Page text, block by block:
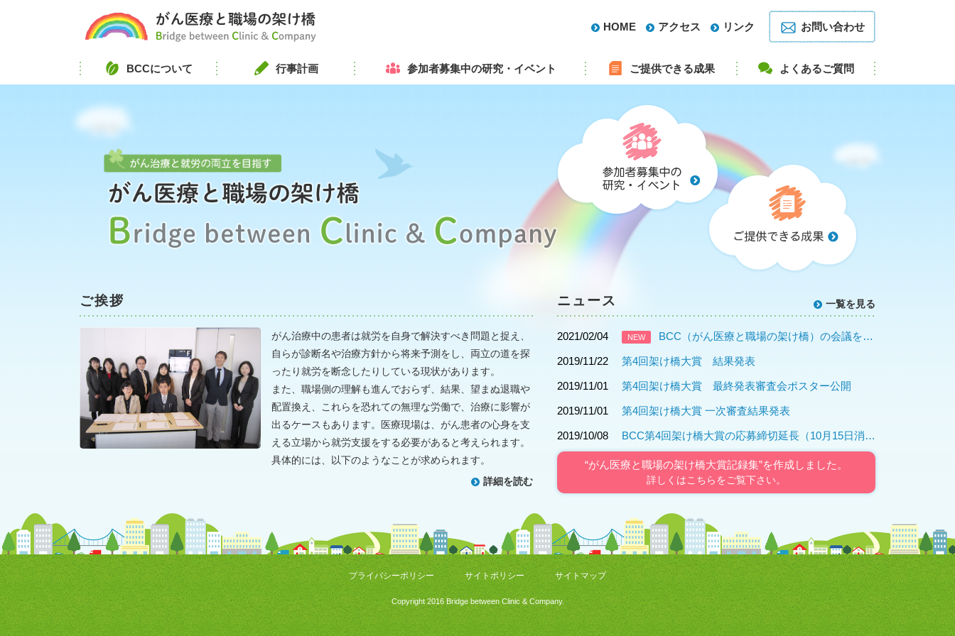
お問い合わせ
HOME アクセス リンク
BCCについて 行事計画 参加者募集中の研究・イベント ご提供できる成果 よくあるご質問
がん治療と就労の両立を目指す
がん医療と職場の架け橋 Bridge between Clinic & Company
ご挨拶
がん治療中の患者は就労を自身で解決すべき問題と捉え、
自らが診断名や治療方針から将来予測をし、両立の道を探
ったり就労を断念したりしている現状があります。
また、職場側の理解も進んでおらず、結果、望まぬ退職や
配置換え、これらを恐れての無理な労働で、治療に影響が
出るケースもあります。医療現場は、がん患者の心身を支
える立場から就労支援をする必要があると考えられます。
具体的には、以下のようなことが求められます。
詳細を読む
ニュース
2021/02/04 NEW BCC（がん医療と職場の架け橋）の会議を行いました
2019/11/22 第4回架け橋大賞 結果発表
2019/11/01 第4回架け橋大賞 最終発表審査会ポスター公開
2019/11/01 第4回架け橋大賞 一次審査結果発表
2019/10/08 BCC第4回架け橋大賞の応募締切延長（10月15日消印有効まで）
一覧を見る
“がん医療と職場の架け橋大賞記録集”を作成しました。
詳しくはこちらをご覧下さい。
プライバシーポリシー サイトポリシー サイトマップ
Copyright 2016 Bridge between Clinic & Company.